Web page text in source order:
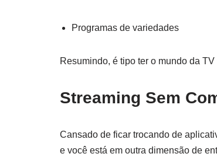
Programas de variedades
Resumindo, é tipo ter o mundo da
Streaming Sem
Cansado de ficar trocando de
e você está em outra dimensão de